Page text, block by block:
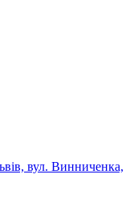
вул. Винниченка,